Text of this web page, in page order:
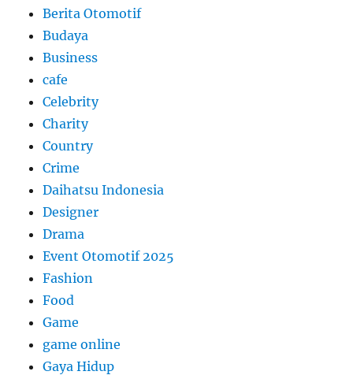
Berita Otomotif
Budaya
Business
cafe
Celebrity
Charity
Country
Crime
Daihatsu Indonesia
Designer
Drama
Event Otomotif 2025
Fashion
Food
Game
game online
Gaya Hidup